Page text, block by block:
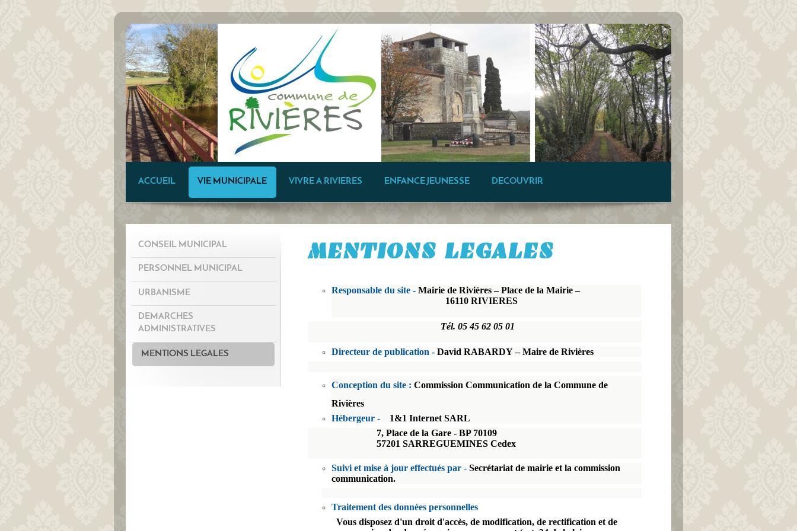
ACCUEIL VIE MUNICIPALE VIVRE A RIVIERES ENFANCE JEUNESSE DECOUVRIR
MENTIONS LEGALES
Responsable du site - Mairie de Rivières – Place de la Mairie –
16110 RIVIERES
Tél. 05 45 62 05 01
Directeur de publication - David RABARDY – Maire de Rivières
Conception du site :Commission Communication de la Commune de
Rivières
Hébergeur -
1&1 Internet SARL
7, Place de la Gare - BP 70109
57201 SARREGUEMINES Cedex
Suivi et mise à jour effectués par - Secrétariat de mairie et la commission
communication.
Traitement des données personnelles
Vous disposez d'un droit d'accès, de modification, de rectification et de
CONSEIL MUNICIPAL
PERSONNEL MUNICIPAL
URBANISME
DEMARCHES
ADMINISTRATIVES
MENTIONS LEGALES